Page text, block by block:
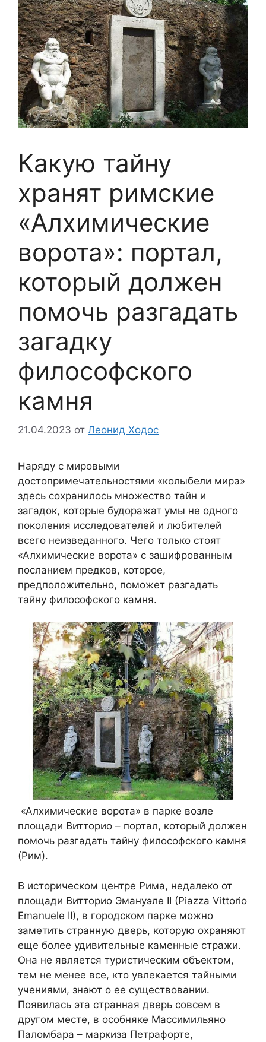
Какую тайну
хранят римские
«Алхимические
ворота»: портал,
который должен
помочь разгадать
загадку
философского
камня
21.04.2023 от Леонид Ходос
Наряду с мировыми
достопримечательностями «колыбели мира»
здесь сохранилось множество тайн и
загадок, которые будоражат умы не одного
поколения исследователей и любителей
всего неизведанного. Чего только стоят
«Алхимические ворота» с зашифрованным
посланием предков, которое,
предположительно, поможет разгадать
тайну философского камня.
«Алхимические ворота» в парке возле
площади Витторио – портал, который должен
помочь разгадать тайну философского камня
(Рим).
В историческом центре Рима, недалеко от
площади Витторио Эмануэле II (Piazza Vittorio
Emanuele II), в городском парке можно
заметить странную дверь, которую охраняют
еще более удивительные каменные стражи.
Она не является туристическим объектом,
тем не менее все, кто увлекается тайными
учениями, знают о ее существовании.
Появилась эта странная дверь совсем в
другом месте, в особняке Массимильяно
Паломбара – маркиза Петрафорте,